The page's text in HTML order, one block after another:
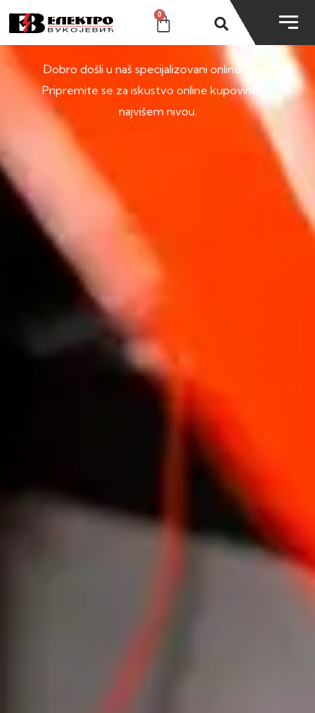
0
SHOP
Dobro došli u naš specijalizovani online shop.
Pripremite se za iskustvo online kupovine na
najvišem nivou.